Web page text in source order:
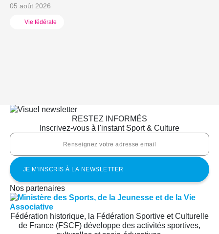
05 août 2026
Vie fédérale
RESTEZ INFORMÉS
Inscrivez-vous à l'instant Sport & Culture
Nos partenaires
Fédération historique, la Fédération Sportive et Culturelle
de France (FSCF) développe des activités sportives,